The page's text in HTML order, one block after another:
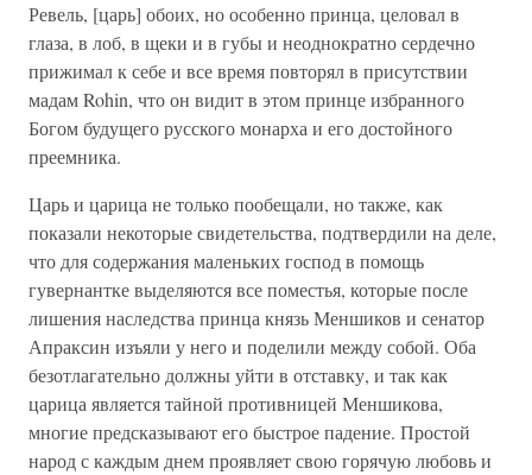
Ревель, [царь] обоих, но особенно принца, целовал в
глаза, в лоб, в щеки и в губы и неоднократно сердечно
прижимал к себе и все время повторял в присутствии
мадам Rohin, что он видит в этом принце избранного
Богом будущего русского монарха и его достойного
преемника.
Царь и царица не только пообещали, но также, как
показали некоторые свидетельства, подтвердили на деле,
что для содержания маленьких господ в помощь
гувернантке выделяются все поместья, которые после
лишения наследства принца князь Меншиков и сенатор
Апраксин изъяли у него и поделили между собой. Оба
безотлагательно должны уйти в отставку, и так как
царица является тайной противницей Меншикова,
многие предсказывают его быстрое падение. Простой
народ с каждым днем проявляет свою горячую любовь и